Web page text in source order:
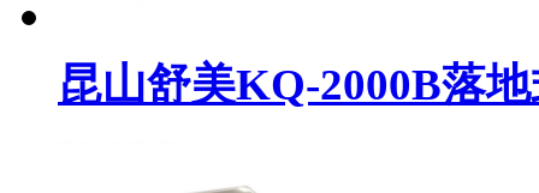
昆山舒美KQ-2000B落